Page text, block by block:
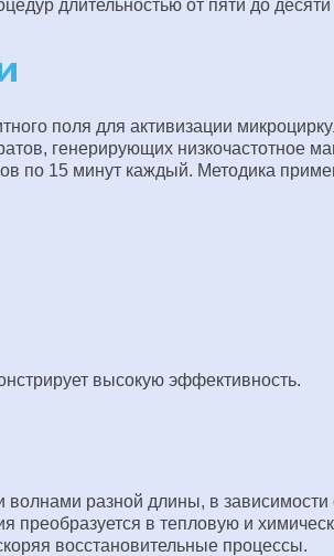
длительностью от пяти до
поля для активизации
генерирующих низкочастотное
по 15 минут каждый. Методика
высокую эффективность.
разной длины, в
в тепловую и
восстановительные процессы.